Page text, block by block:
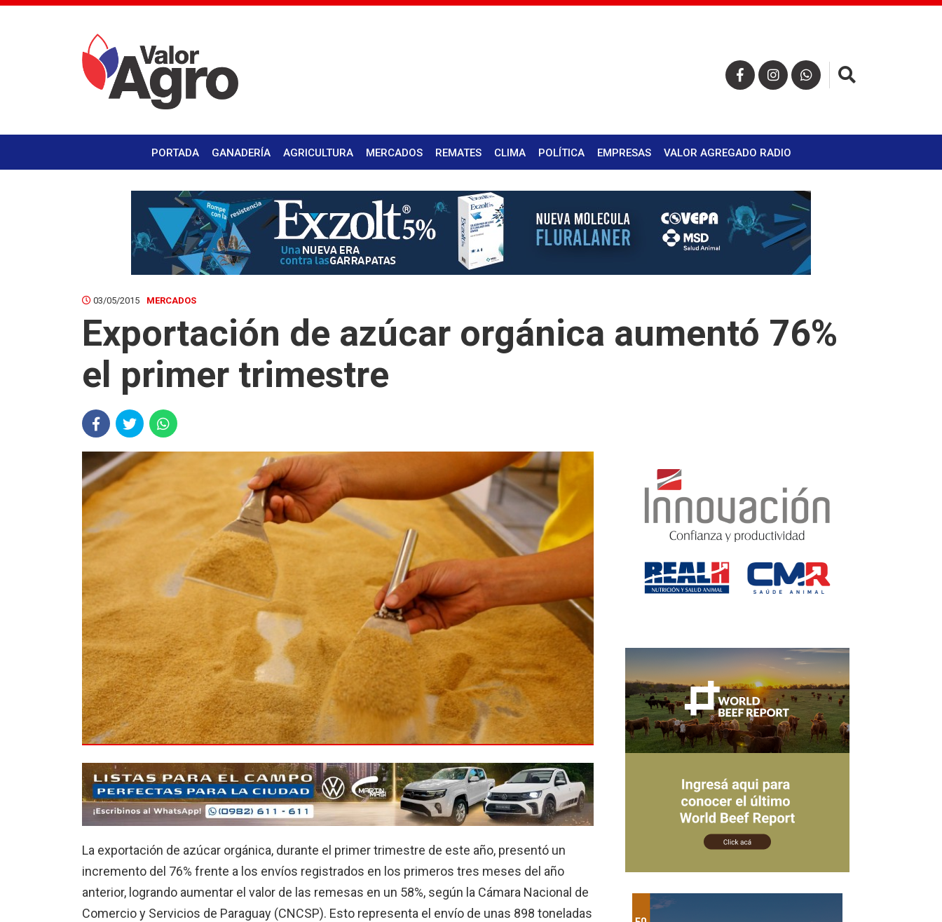
PORTADA GANADERÍA AGRICULTURA MERCADOS REMATES CLIMA POLÍTICA EMPRESAS VALOR AGREGADO RADIO
03/05/2015 MERCADOS
Exportación de azúcar orgánica aumentó 76%
el primer trimestre
La exportación de azúcar orgánica, durante el primer trimestre de este año, presentó un
incremento del 76% frente a los envíos registrados en los primeros tres meses del año
anterior, logrando aumentar el valor de las remesas en un 58%, según la Cámara Nacional de
Comercio y Servicios de Paraguay (CNCSP). Esto representa el envío de unas 898 toneladas